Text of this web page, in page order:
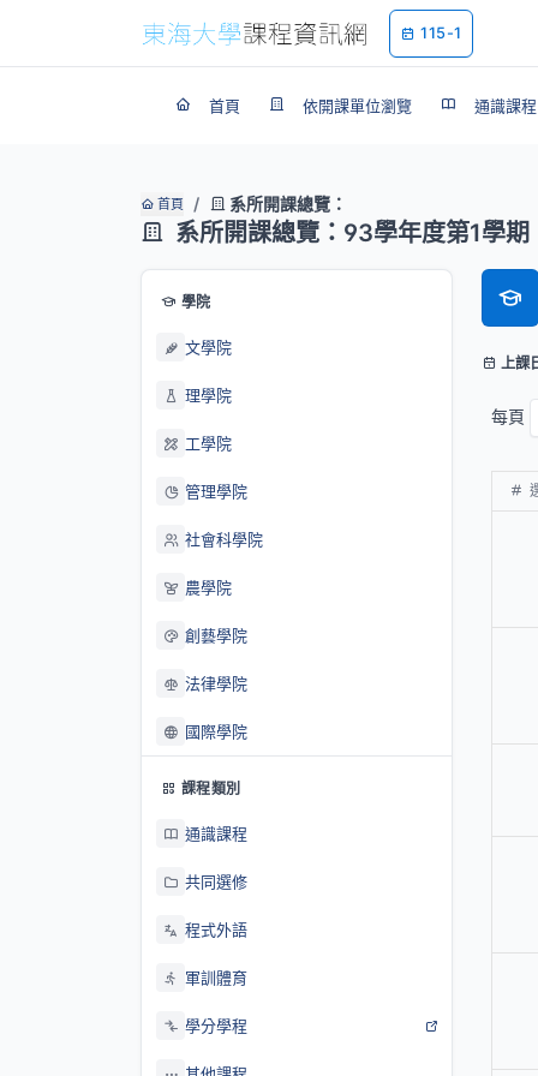
115-1
首頁 依開課單位瀏覽 通識課程
首頁 系所開課總覽：
系所開課總覽：93學年度第1學期
學院
文學院
理學院
工學院
管理學院
社會科學院
農學院
創藝學院
法律學院
國際學院
課程類別
通識課程
共同選修
程式外語
軍訓體育
學分學程
上課
每頁